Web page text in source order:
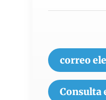
correo
Consulta